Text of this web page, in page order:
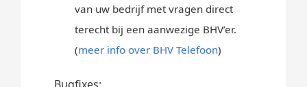
van uw bedrijf met vragen direct
terecht bij een aanwezige BHV’er.
(meer info over BHV Telefoon)
Bugfixes: